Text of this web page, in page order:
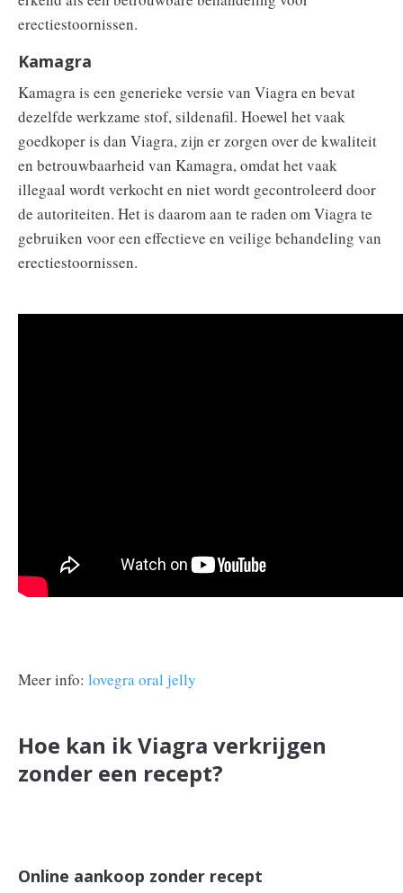
erectiestoornissen.
Kamagra
Kamagra is een generieke versie van Viagra en bevat
dezelfde werkzame stof, sildenafil. Hoewel het vaak
goedkoper is dan Viagra, zijn er zorgen over de kwaliteit
en betrouwbaarheid van Kamagra, omdat het vaak
illegaal wordt verkocht en niet wordt gecontroleerd door
de autoriteiten. Het is daarom aan te raden om Viagra te
gebruiken voor een effectieve en veilige behandeling van
erectiestoornissen.
Meer info: lovegra oral jelly
Hoe kan ik Viagra verkrijgen
zonder een recept?
Online aankoop zonder recept